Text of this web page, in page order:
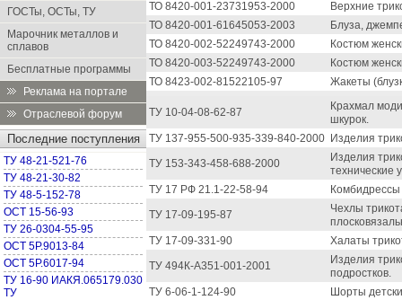
ГОСТы, ОСТы, ТУ
Марочник металлов и
сплавов
Бесплатные программы
Реклама на портале
Отраслевой форум
Последние поступления
ТУ 48-21-521-76
ТУ 48-21-30-82
ТУ 48-5-152-78
ОСТ 15-56-93
ТУ 26-0304-55-95
ОСТ 5Р.9013-84
ОСТ 5Р.6017-94
ТУ 16-90 ИАКЯ.065179.030
ТУ
ТО 8420-001-23731953-2000
Верхние
ТО 8420-001-61645053-2003
Блуза,
ТО 8420-002-52249743-2000
Костюм
ТО 8420-003-52249743-2000
Костюм
ТО 8423-002-81522105-97
Жакеты
ТУ 10-04-08-62-87
Крахмал
шкурок.
ТУ 137-955-500-935-339-840-2000 Изделия
ТУ 153-343-458-688-2000
Изделия
технические
ТУ 17 РФ 21.1-22-58-94
ТУ 17-09-195-87
Чехлы
ТУ 17-09-331-90
Халаты
ТУ 494К-А351-001-2001
Изделия
подростков.
ТУ 6-06-1-124-90
Шорты